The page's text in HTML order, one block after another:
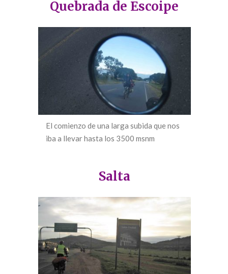
Quebrada de Escoipe
El comienzo de una larga subida que nos
iba a llevar hasta los 3500 msnm
Salta